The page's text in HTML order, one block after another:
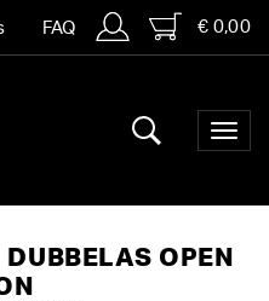
FAQ € 0,00
OPEN